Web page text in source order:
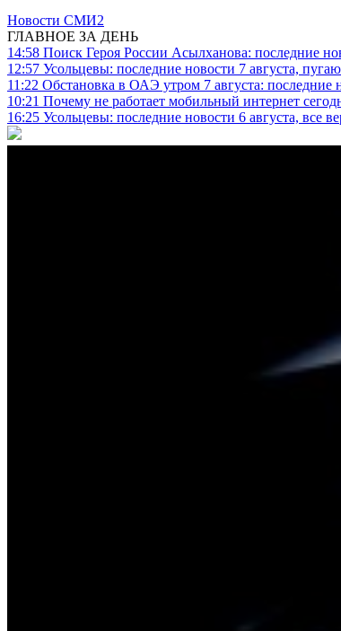
Новости СМИ2
ГЛАВНОЕ ЗА ДЕНЬ
14:58 Поиск Героя России Асылханова: последние
12:57 Усольцевы: последние новости 7 августа,
11:22 Обстановка в ОАЭ утром 7 августа: последние
10:21 Почему не работает мобильный интернет
16:25 Усольцевы: последние новости 6 августа, все